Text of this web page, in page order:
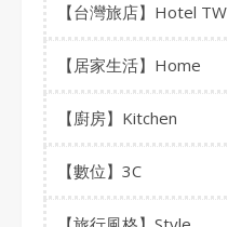
【台灣旅店】Hotel TW
【居家生活】Home
【廚房】Kitchen
【數位】3C